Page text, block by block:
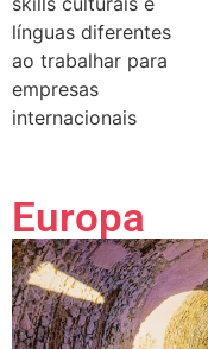
Europa